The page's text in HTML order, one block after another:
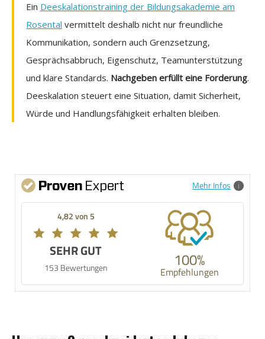
Ein Deeskalationstraining der Bildungsakademie am
Rosental vermittelt deshalb nicht nur freundliche
Kommunikation, sondern auch Grenzsetzung,
Gesprächsabbruch, Eigenschutz, Teamunterstützung
und klare Standards. Nachgeben erfüllt eine Forderung.
Deeskalation steuert eine Situation, damit Sicherheit,
Würde und Handlungsfähigkeit erhalten bleiben.
Mehr Infos
4,82 von 5
SEHR GUT
153 Bewertungen 100%
Empfehlungen